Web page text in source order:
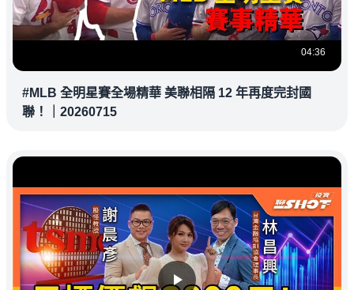
04:36
#MLB 全明星賽全場精華 美聯相隔 12 年再度完封國
聯！｜20260715